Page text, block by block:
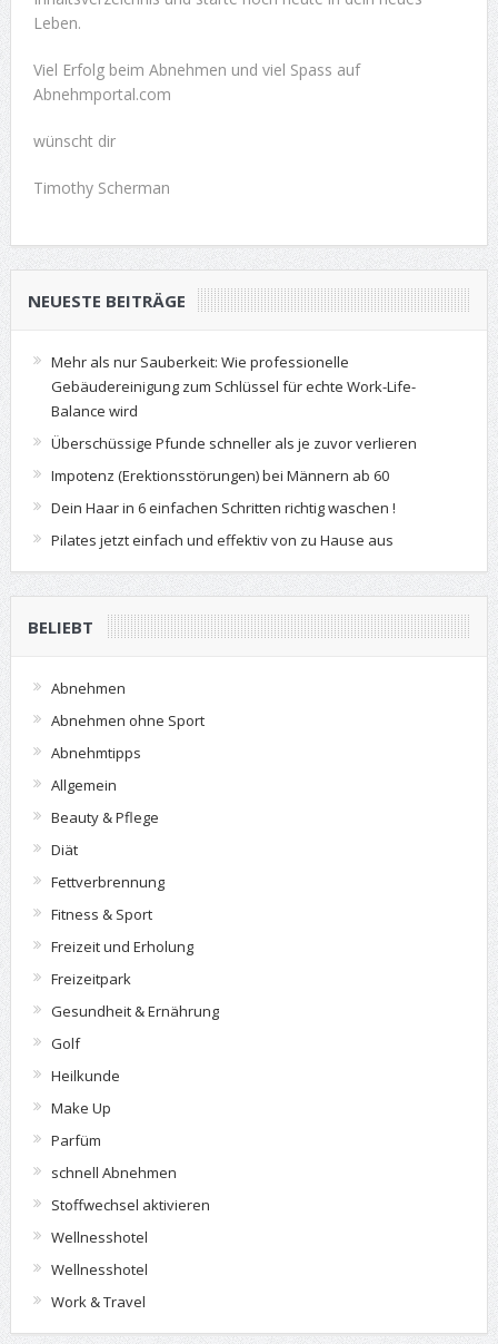
Leben.
Viel Erfolg beim Abnehmen und viel Spass auf
Abnehmportal.com
wünscht dir
Timothy Scherman
NEUESTE BEITRÄGE
Mehr als nur Sauberkeit: Wie professionelle
Gebäudereinigung zum Schlüssel für echte Work-Life-
Balance wird
Überschüssige Pfunde schneller als je zuvor verlieren
Impotenz (Erektionsstörungen) bei Männern ab 60
Dein Haar in 6 einfachen Schritten richtig waschen !
Pilates jetzt einfach und effektiv von zu Hause aus
BELIEBT
Abnehmen
Abnehmen ohne Sport
Abnehmtipps
Allgemein
Beauty & Pflege
Diät
Fettverbrennung
Fitness & Sport
Freizeit und Erholung
Freizeitpark
Gesundheit & Ernährung
Golf
Heilkunde
Make Up
Parfüm
schnell Abnehmen
Stoffwechsel aktivieren
Wellnesshotel
Wellnesshotel
Work & Travel